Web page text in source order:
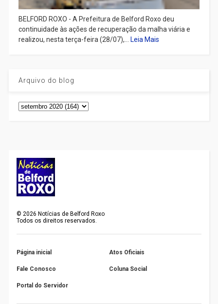
BELFORD ROXO - A Prefeitura de Belford Roxo deu
continuidade às ações de recuperação da malha viária e
realizou, nesta terça-feira (28/07),...
Leia Mais
Arquivo do blog
©2026 Notícias de Belford Roxo
Todos os direitos reservados.
Página inicial Atos Oficiais
Fale Conosco Coluna Social
Portal do Servidor